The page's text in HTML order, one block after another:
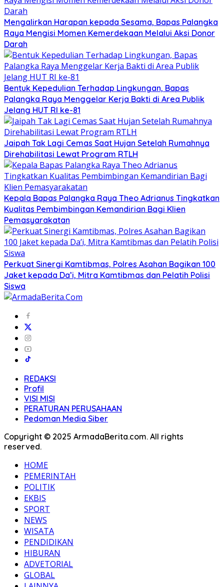
Mengalirkan Harapan kepada Sesama, Bapas Palangka
Raya Mengisi Momen Kemerdekaan Melalui Aksi Donor
Darah
Bentuk Kepedulian Terhadap Lingkungan, Bapas
Palangka Raya Menggelar Kerja Bakti di Area Publik
Jelang HUT RI ke-81
Jaipah Tak Lagi Cemas Saat Hujan Setelah Rumahnya
Direhabilitasi Lewat Program RTLH
Kepala Bapas Palangka Raya Theo Adrianus Tingkatkan
Kualitas Pembimbingan Kemandirian Bagi Klien
Pemasyarakatan
Perkuat Sinergi Kamtibmas, Polres Asahan Bagikan 100
Jaket kepada Da’i, Mitra Kamtibmas dan Pelatih Polisi
Siswa
REDAKSI
Profil
VISI MISI
PERATURAN PERUSAHAAN
Pedoman Media Siber
Copyright © 2025 ArmadaBerita.com. All rights
reserved.
HOME
PEMERINTAH
POLITIK
EKBIS
SPORT
NEWS
WISATA
PENDIDIKAN
HIBURAN
ADVETORIAL
GLOBAL